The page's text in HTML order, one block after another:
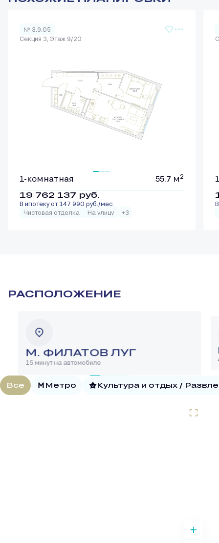
№ 3.9.05
Секция 3, Этаж 9/20
1-комнатная 55.7 м 2
19 762 137 руб.
В ипотеку от 147 990 руб./мес.
Чистовая отделка
На улицу +3
РАСПОЛОЖЕНИЕ
М. ФИЛАТОВ ЛУГ
15 минут на автомобиле
Все Метро Культура и отдых /